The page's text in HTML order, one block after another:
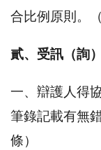
合比例原則。
貳、受訊（詢
一、辯護人得
筆錄記載有無
條）